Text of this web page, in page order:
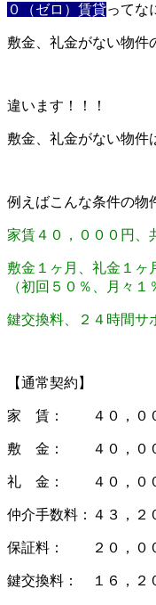
０（ゼロ）賃貸ってな
敷金、礼金がない物件
違います！！！
敷金、礼金がない物件
例えばこんな条件の物
家賃４０，０００円、
敷金１ヶ月、礼金１ヶ
（初回５０％、月々１
鍵交換料、２４時間サ
【通常契約】
家 賃： ４０，０
敷 金： ４０，０
礼 金： ４０，０
仲介手数料：４３，２
保証料： ２０，０
鍵交換料： １６，２